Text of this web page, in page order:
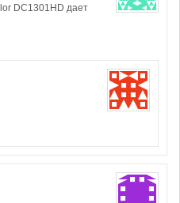
DC1301HD дает